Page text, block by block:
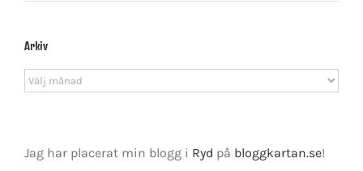
Arkiv
Arkiv
Jag har placerat min blogg i Ryd på bloggkartan.se!